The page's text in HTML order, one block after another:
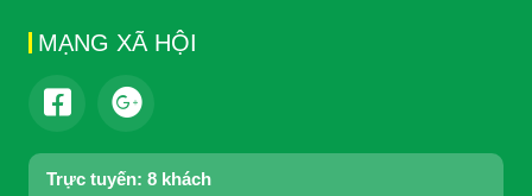
MẠNG XÃ HỘI
Trực tuyến: 8 khách